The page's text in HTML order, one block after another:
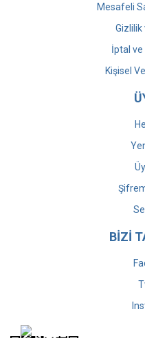
Mesafeli
Gizlilik
İptal ve
Kişisel
BİZİ